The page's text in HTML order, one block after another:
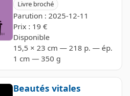
Livre broché
Parution : 2025-12-11
Prix : 19 €
Disponible
15,5 × 23 cm — 218 p. — ép.
1 cm — 350 g
Beautés vitales